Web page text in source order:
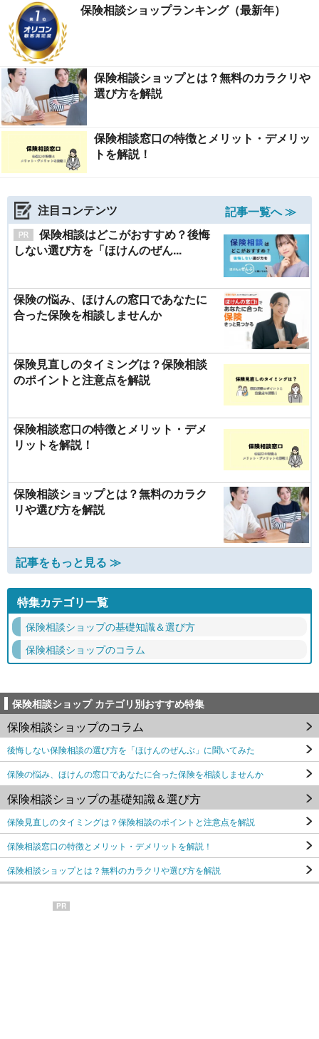
保険相談ショップランキング（最新年）
保険相談ショップとは？無料のカラクリや
選び方を解説
保険相談窓口の特徴とメリット・デメリッ
トを解説！
注目コンテンツ
記事一覧へ ≫
保険相談はどこがおすすめ？後悔
しない選び方を「ほけんのぜん...
保険の悩み、ほけんの窓口であなたに
合った保険を相談しませんか
保険見直しのタイミングは？保険相談
のポイントと注意点を解説
保険相談窓口の特徴とメリット・デメ
リットを解説！
保険相談ショップとは？無料のカラク
リや選び方を解説
記事をもっと見る ≫
特集カテゴリ一覧
保険相談ショップの基礎知識＆選び方
保険相談ショップのコラム
保険相談ショップ カテゴリ別おすすめ特集
保険相談ショップのコラム
後悔しない保険相談の選び方を「ほけんのぜんぶ」に聞いてみた
保険の悩み、ほけんの窓口であなたに合った保険を相談しませんか
保険相談ショップの基礎知識＆選び方
保険見直しのタイミングは？保険相談のポイントと注意点を解説
保険相談窓口の特徴とメリット・デメリットを解説！
保険相談ショップとは？無料のカラクリや選び方を解説
PR